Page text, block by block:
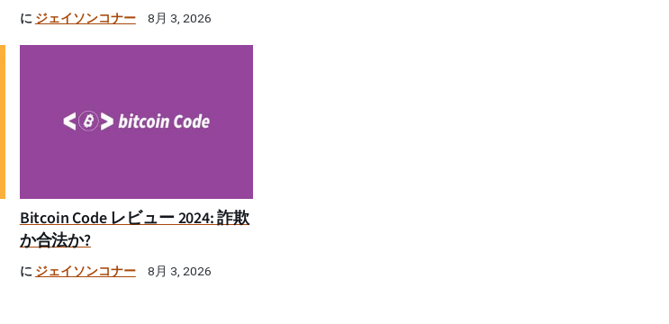
に ジェイソンコナー 8月 3, 2026
Bitcoin Code レビュー 2024: 詐欺
か合法か?
に ジェイソンコナー 8月 3, 2026